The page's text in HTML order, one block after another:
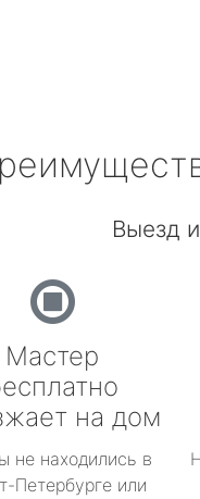
Выезд
Мастер
на дом
не находились в
Петербурге или